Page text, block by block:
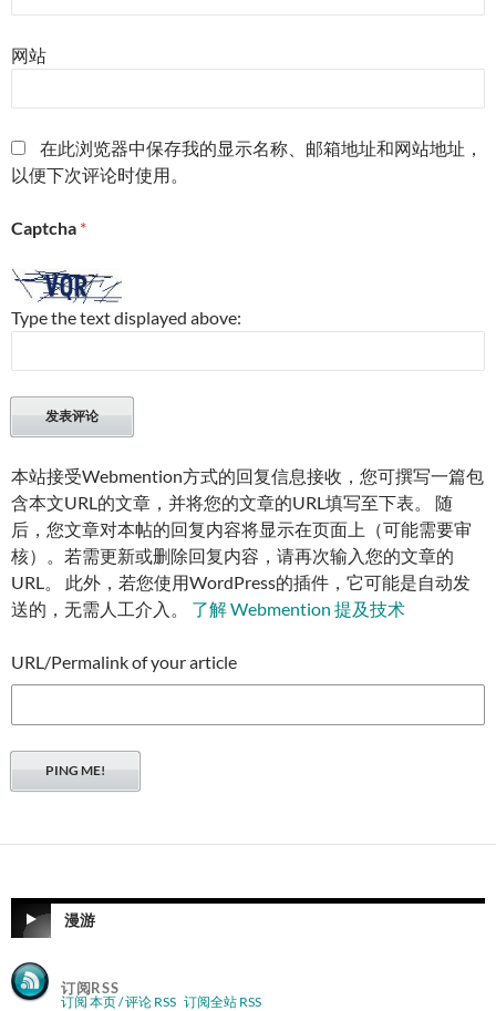
网站
在此浏览器中保存我的显示名称、邮箱地址和网站地址，
以便下次评论时使用。
Captcha *
Type the text displayed above:
本站接受Webmention方式的回复信息接收，您可撰写一篇包
含本文URL的文章，并将您的文章的URL填写至下表。 随
后，您文章对本帖的回复内容将显示在页面上（可能需要审
核）。若需更新或删除回复内容，请再次输入您的文章的
URL。 此外，若您使用WordPress的插件，它可能是自动发
送的，无需人工介入。 了解 Webmention 提及技术
URL/Permalink of your article
漫游
订阅RSS
订阅 本页 / 评论 RSS 订阅全站 RSS